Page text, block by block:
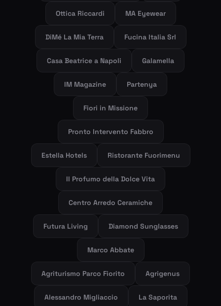
Ottica Riccardi MA Eyewear
DiMé La Mia Terra Fucina Italia Srl
Casa Beatrice a Napoli Galamella
IM Magazine Partenya
Fiori in Missione
Pronto Intervento Fabbro
Estella Hotels Ristorante Fuorimenu
Il Profumo della Dolce Vita
Centro Arredo Ceramiche
Futura Living Diamond Sunglasses
Marco Abbate
Agriturismo Parco Fiorito Agrigenus
Alessandro Migliaccio La Saporita